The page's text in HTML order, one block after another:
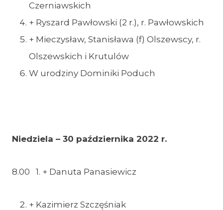
Czerniawskich
+ Ryszard Pawłowski (2 r.), r. Pawłowskich
+ Mieczysław, Stanisława (f) Olszewscy, r.
Olszewskich i Krutulów
W urodziny Dominiki Poduch
Niedziela – 30 października 2022 r.
8.00 1. + Danuta Panasiewicz
+ Kazimierz Szczęśniak